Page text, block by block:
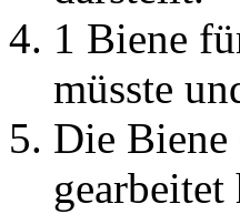
1 Biene
müsste
Die Biene